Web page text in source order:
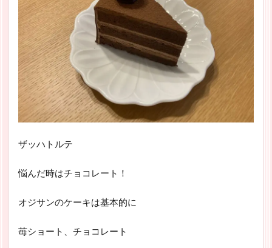
ザッハトルテ
悩んだ時はチョコレート！
オジサンのケーキは基本的に
苺ショート、チョコレート